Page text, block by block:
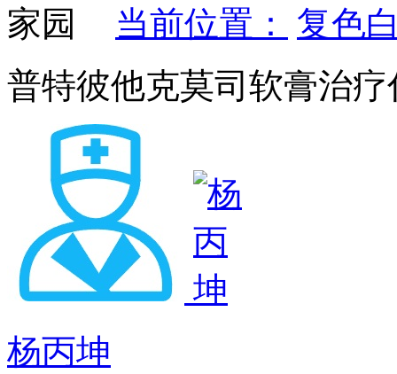
当前位置：
复色
普特彼他克莫司软膏治疗
杨丙坤